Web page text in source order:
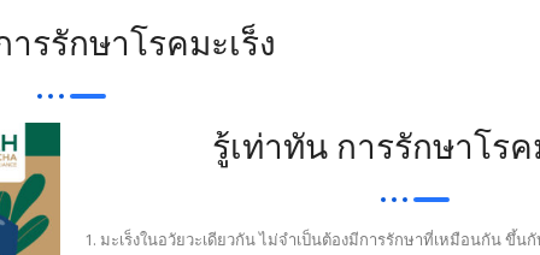
ารรักษาโรคมะเร็ง
รู้เท่าทัน การรักษาโรค
1. มะเร็งในอวัยวะเดียวกัน ไม่จำเป็นต้องมีการรักษาที่เหมือนกัน ขึ้น